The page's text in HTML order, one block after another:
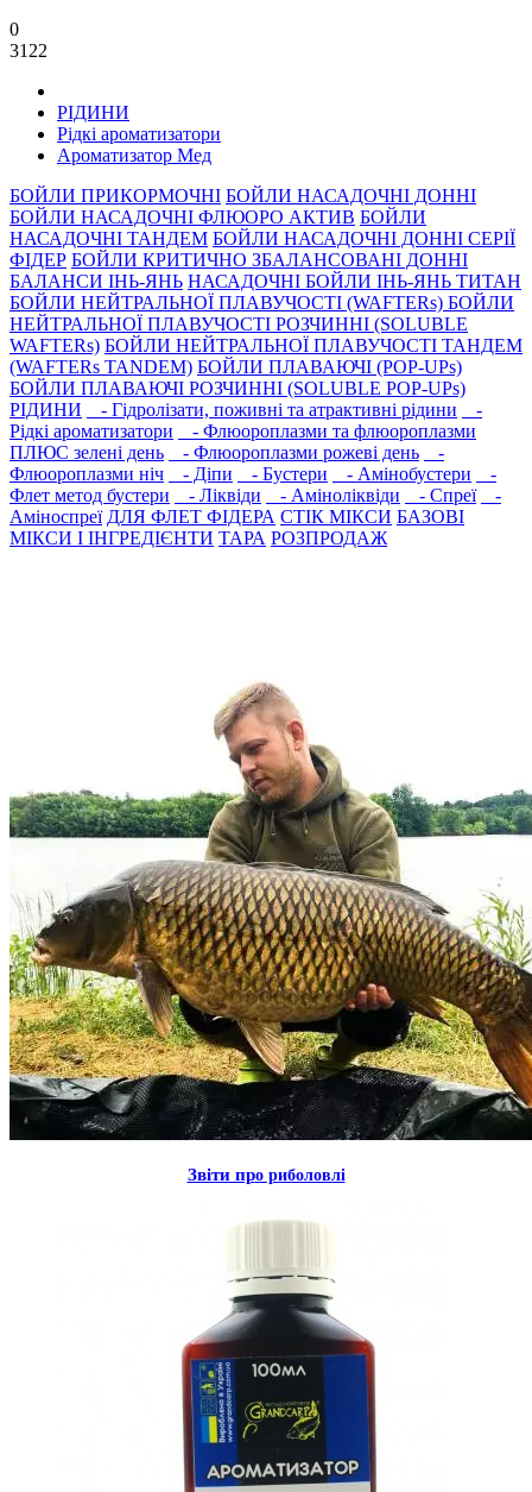
0
3122
РIДИНИ
Рідкі ароматизатори
Ароматизатор Мед
БОЙЛИ ПРИКОРМОЧНI БОЙЛИ НАСАДОЧНI ДОННI
БОЙЛИ НАСАДОЧНІ ФЛЮОРО АКТИВ БОЙЛИ
НАСАДОЧНІ ТАНДЕМ БОЙЛИ НАСАДОЧНI ДОННI СЕРIÏ
ФIДЕР БОЙЛИ КРИТИЧНО ЗБАЛАНСОВАНІ ДОННІ
БАЛАНСИ ІНЬ-ЯНЬ НАСАДОЧНІ БОЙЛИ ІНЬ-ЯНЬ ТИТАН
БОЙЛИ НЕЙТРАЛЬНОÏ ПЛАВУЧОСТI (WAFTERs) БОЙЛИ
НЕЙТРАЛЬНОЇ ПЛАВУЧОСТІ РОЗЧИННІ (SOLUBLE
WAFTERs) БОЙЛИ НЕЙТРАЛЬНОЇ ПЛАВУЧОСТІ ТАНДЕМ
(WAFTERs TANDEM) БОЙЛИ ПЛАВАЮЧІ (POP-UPs)
БОЙЛИ ПЛАВАЮЧI РОЗЧИННI (SOLUBLE POP-UPs)
РIДИНИ
- Гідролізати, поживні та атрактивнi рідини
-
Рідкі ароматизатори
- Флюороплазми та флюороплазми
ПЛЮС зелені день
- Флюороплазми рожеві день
-
Флюороплазми ніч
- Дiпи - Бустери - Амінобустери
-
Флет метод бустери
- Лiквiди - Амiнолiквiди - Спреї
-
Амiноспреї ДЛЯ ФЛЕТ ФІДЕРА СТIК МIКСИ БАЗОВІ
МІКСИ І ІНГРЕДІЄНТИ ТАРА РОЗПРОДАЖ
Звiти про риболовлi